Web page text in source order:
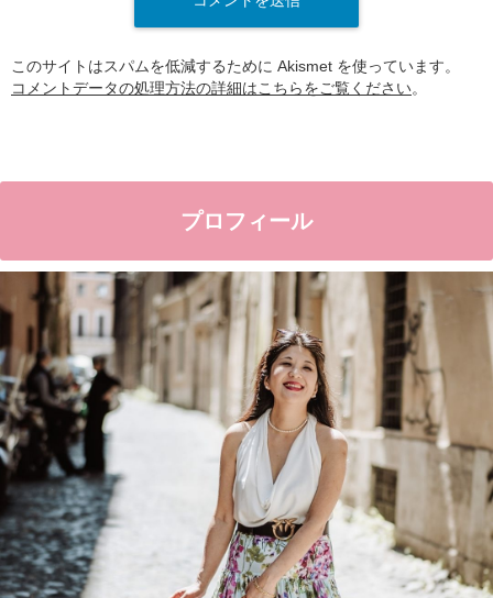
このサイトはスパムを低減するために Akismet を使っています。
コメントデータの処理方法の詳細はこちらをご覧ください。
プロフィール